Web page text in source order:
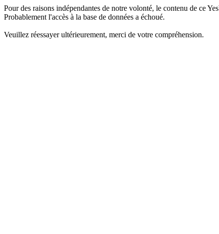
Pour des raisons indépendantes de notre volonté, le contenu de ce
Probablement l'accès à la base de données a échoué.
Veuillez réessayer ultérieurement, merci de votre compréhension.